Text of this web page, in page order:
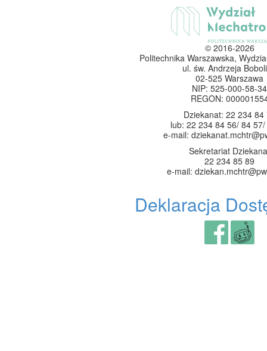
© 2016-2026
Politechnika Warszawska,
ul. św. Andrzeja
02-525 Warszawa
NIP: 525-000-58-34
REGON:
Dziekanat: 22 234 84
lub: 22 234 84 56/ 84
e-mail:
Sekretariat
22 234 85 89
e-mail:
Deklaracja